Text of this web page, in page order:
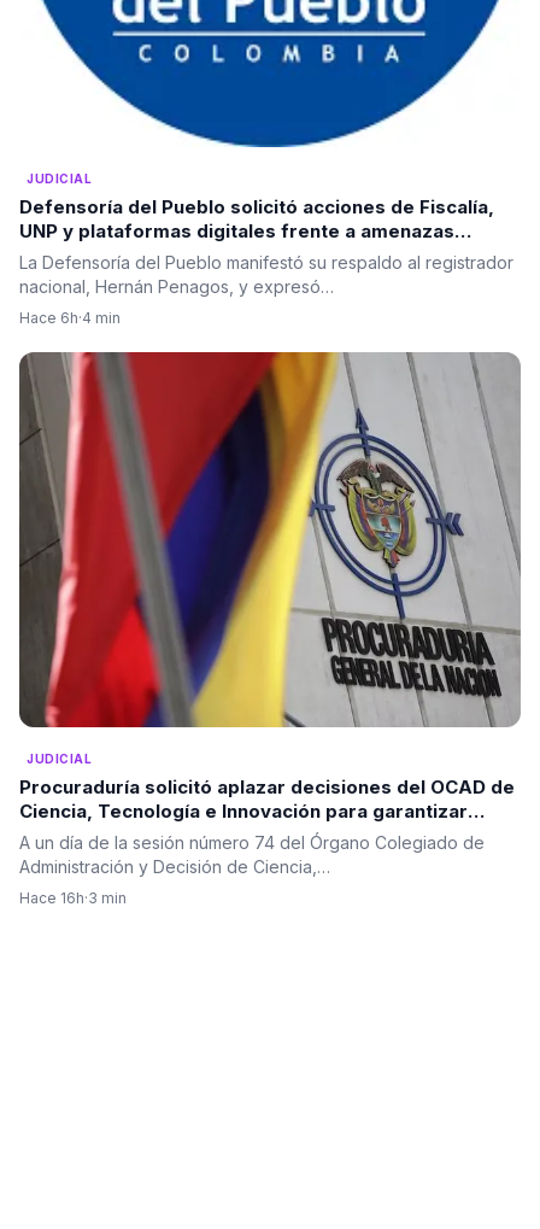
JUDICIAL
Defensoría del Pueblo solicitó acciones de Fiscalía,
UNP y plataformas digitales frente a amenazas
electorales
La Defensoría del Pueblo manifestó su respaldo al registrador
nacional, Hernán Penagos, y expresó…
Hace 6h·4 min
JUDICIAL
Procuraduría solicitó aplazar decisiones del OCAD de
Ciencia, Tecnología e Innovación para garantizar
mayor análisis de los proyectos
A un día de la sesión número 74 del Órgano Colegiado de
Administración y Decisión de Ciencia,…
Hace 16h·3 min